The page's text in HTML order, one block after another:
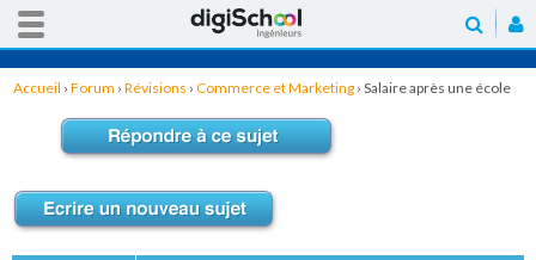
Accueil › Forum › Révisions › Commerce et Marketing › Salaire après une école